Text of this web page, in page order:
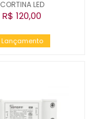
CORTINA LED
R$ 120,00
Lançamento